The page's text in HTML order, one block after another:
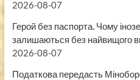
2026-08-07
Герой без паспорта. Чому
залишаються без найвищого
2026-08-07
Податкова передасть